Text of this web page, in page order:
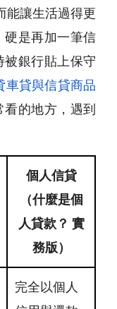
能讓生活過得更
硬是再加一筆信
銀行貼上保守
車貸與信貸商品
看的地方，遇到
個人信貸
（什麼是個
人貸款？ 實
務版）
完全以個人